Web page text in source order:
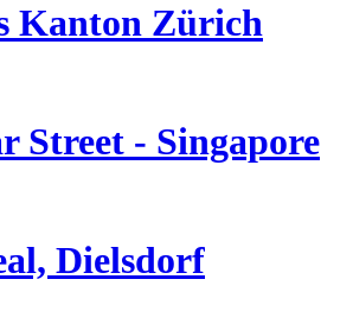
Kanton Zürich
Street - Singapore
Dielsdorf